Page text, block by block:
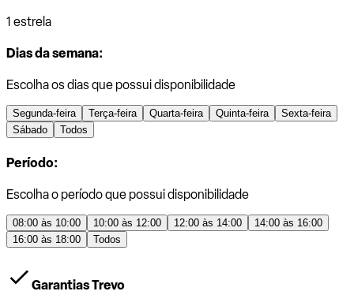
1 estrela
Dias da semana:
Escolha os dias que possui disponibilidade
Segunda-feira Terça-feira Quarta-feira Quinta-feira
Sexta-feira
Sábado
Todos
Período:
Escolha o período que possui disponibilidade
08:00 às 10:00 10:00 às 12:00 12:00 às 14:00
14:00 às 16:00
16:00 às 18:00
Todos
Garantias Trevo